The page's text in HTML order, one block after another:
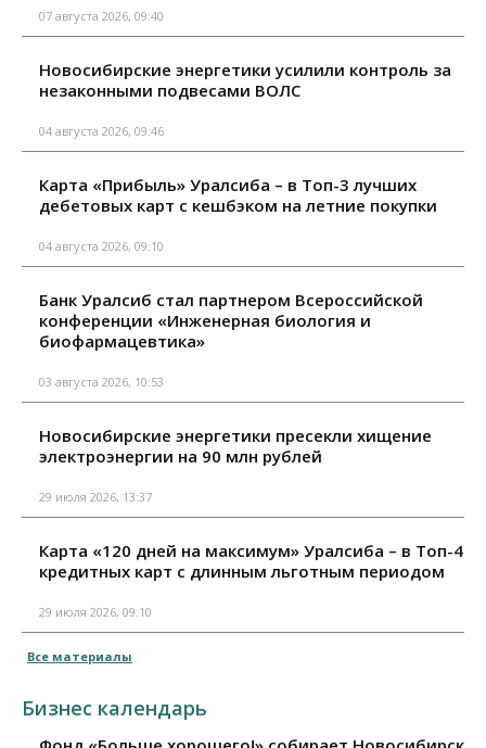
07 августа 2026, 09:40
Новосибирские энергетики усилили контроль за
незаконными подвесами ВОЛС
04 августа 2026, 09:46
Карта «Прибыль» Уралсиба – в Топ-3 лучших
дебетовых карт с кешбэком на летние покупки
04 августа 2026, 09:10
Банк Уралсиб стал партнером Всероссийской
конференции «Инженерная биология и
биофармацевтика»
03 августа 2026, 10:53
Новосибирские энергетики пресекли хищение
электроэнергии на 90 млн рублей
29 июля 2026, 13:37
Карта «120 дней на максимум» Уралсиба – в Топ-4
кредитных карт с длинным льготным периодом
29 июля 2026, 09:10
Все материалы
Бизнес календарь